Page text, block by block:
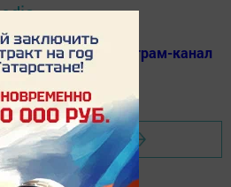
кушылыгыз!
Телеграм-канал
новости